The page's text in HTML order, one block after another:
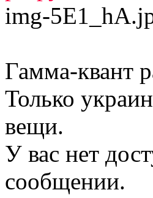
img-
Гамма-квант
Только
вещи.
У вас нет
сообщении.